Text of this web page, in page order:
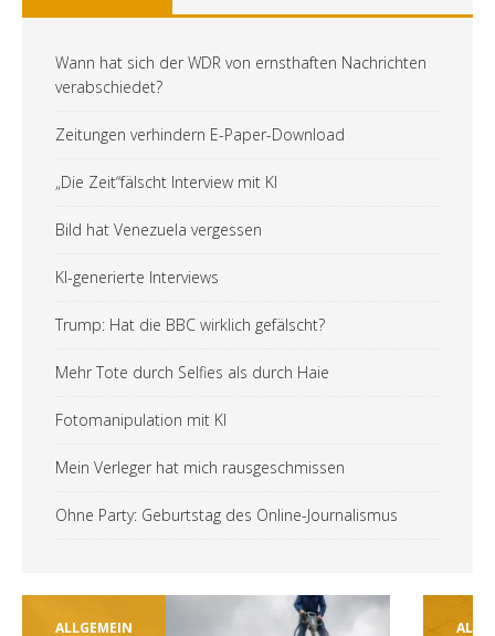
Wann hat sich der WDR von ernsthaften Nachrichten
verabschiedet?
Zeitungen verhindern E-Paper-Download
„Die Zeit“fälscht Interview mit KI
Bild hat Venezuela vergessen
KI-generierte Interviews
Trump: Hat die BBC wirklich gefälscht?
Mehr Tote durch Selfies als durch Haie
Fotomanipulation mit KI
Mein Verleger hat mich rausgeschmissen
Ohne Party: Geburtstag des Online-Journalismus
ALLGEMEIN